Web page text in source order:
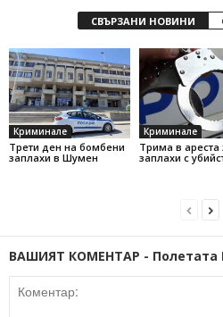
СВЪРЗАНИ НОВИНИ
Криминале
Трети ден на бомбени
заплахи в Шумен
Криминале
Трима в ареста
заплахи с
ВАШИЯТ КОМЕНТАР - Полетата